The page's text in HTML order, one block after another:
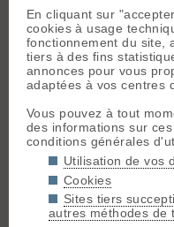
Tutule- Le 03/01/2018
Alors voila au sujet du
on lit tout et son contraire.
Sur des skis larges, le
quel est son effet sur
l'accroche de la peau est
de largeur inferieur) ou
-------------
Je me pose cette
pour acheter les peaux
(Blizzard 95) et j'hesite
Race (Oui les pro v2, ok)
de l'usure des races et
En cliquant sur
cookies à usage
fonctionnement du site,
tiers à des fins
annonces pour vous
adaptées à vos centres
Vous pouvez à tout
des informations sur
conditions générales
Utilisation de vos
Cookies
Sites tiers
autres méthodes de